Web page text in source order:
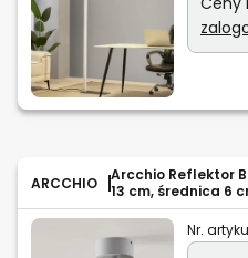
ARCCHIO
Arcchio Reflektor
13 cm, średnica 6
Nr.